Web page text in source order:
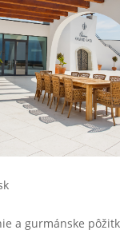
a gurmánske